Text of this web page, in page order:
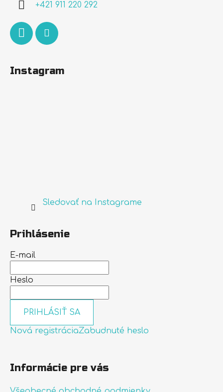
+421 911 220 292
Instagram
Sledovať na Instagrame
Prihlásenie
E-mail
Heslo
PRIHLÁSIŤ SA
Nová registráciaZabudnuté heslo
Informácie pre vás